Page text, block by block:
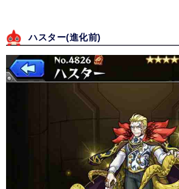
ハスター(進化前)